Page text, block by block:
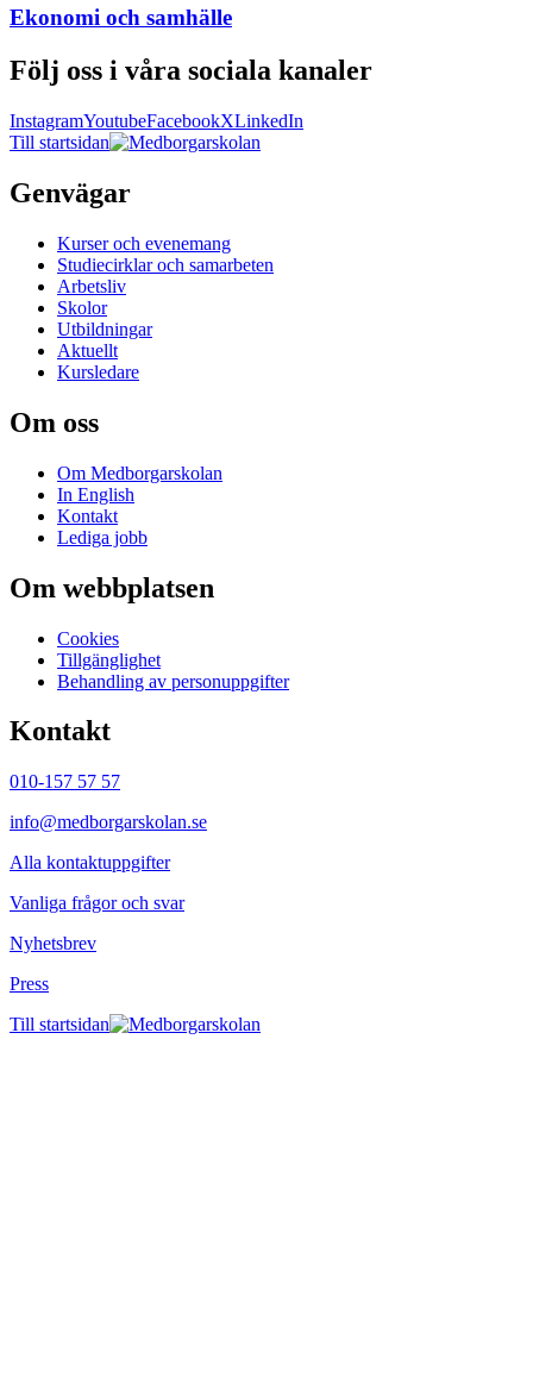
Ekonomi och samhälle
Följ oss i våra sociala kanaler
InstagramYoutubeFacebookXLinkedIn
Till startsidan
Genvägar
Kurser och evenemang
Studiecirklar och samarbeten
Arbetsliv
Skolor
Utbildningar
Aktuellt
Kursledare
Om oss
Om Medborgarskolan
In English
Kontakt
Lediga jobb
Om webbplatsen
Cookies
Tillgänglighet
Behandling av personuppgifter
Kontakt
010-157 57 57
info@medborgarskolan.se
Alla kontaktuppgifter
Vanliga frågor och svar
Nyhetsbrev
Press
Till startsidan